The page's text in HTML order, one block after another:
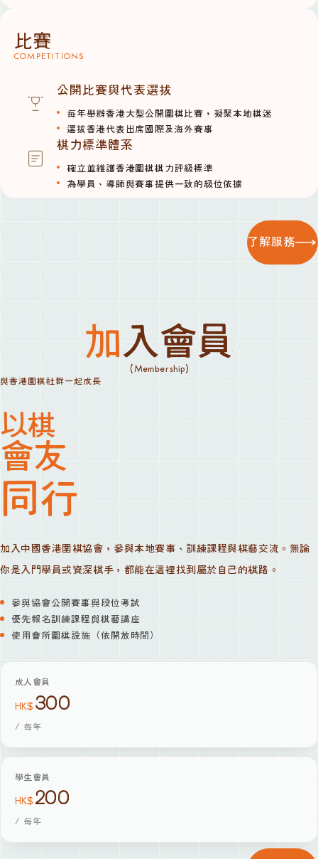
比賽
COMPETITIONS
公開比賽與代表選拔
每年舉辦香港大型公開圍棋比賽，凝聚本地棋迷
選拔香港代表出席國際及海外賽事
棋力標準體系
確立並維護香港圍棋棋力評級標準
為學員、導師與賽事提供一致的級位依據
了解服務
加入會員
(Membership)
與香港圍棋社群一起成長
以棋
會友
同行
加入中國香港圍棋協會，參與本地賽事、訓練課程與棋藝交流。無論
你是入門學員或資深棋手，都能在這裡找到屬於自己的棋路。
參與協會公開賽事與段位考試
優先報名訓練課程與棋藝講座
使用會所圍棋設施（依開放時間）
成人會員
HK$ 300
/ 每年
學生會員
HK$ 200
/ 每年